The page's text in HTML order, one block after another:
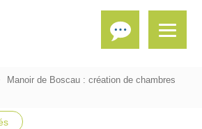
Manoir de Boscau : création de chambres